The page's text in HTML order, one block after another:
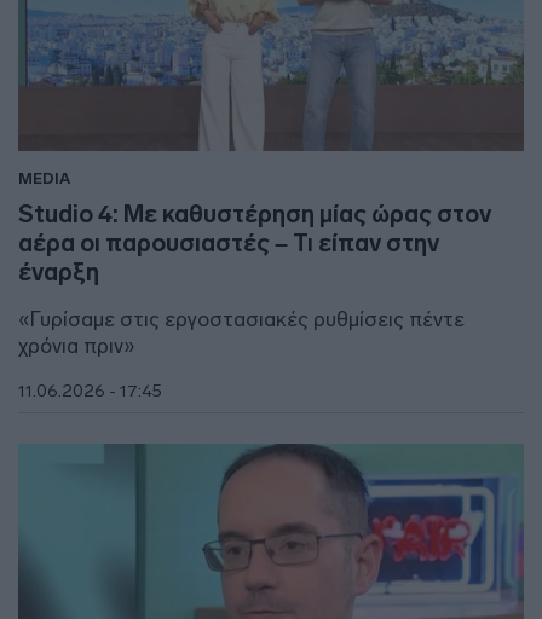
MEDIA
Studio 4: Με καθυστέρηση μίας ώρας στον
αέρα οι παρουσιαστές – Τι είπαν στην
έναρξη
«Γυρίσαμε στις εργοστασιακές ρυθμίσεις πέντε
χρόνια πριν»
11.06.2026 - 17:45